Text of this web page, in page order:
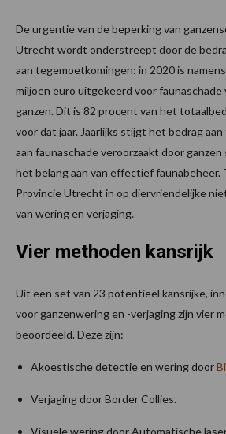
De urgentie van de beperking van
Utrecht wordt onderstreept door de
aan tegemoetkomingen: in 2020 is
miljoen euro uitgekeerd voor faunaschade
ganzen. Dit is 82 procent van het
voor dat jaar. Jaarlijks stijgt het bedrag
aan faunaschade veroorzaakt door
het belang aan van effectief faunabeheer.
Provincie Utrecht in op diervriendelijke
van wering en verjaging.
Vier methoden kansrijk
Uit een set van 23 potentieel kansrijke,
voor ganzenwering en -verjaging zijn vier
beoordeeld. Deze zijn:
Akoestische detectie en wering door
Verjaging door Border Collies.